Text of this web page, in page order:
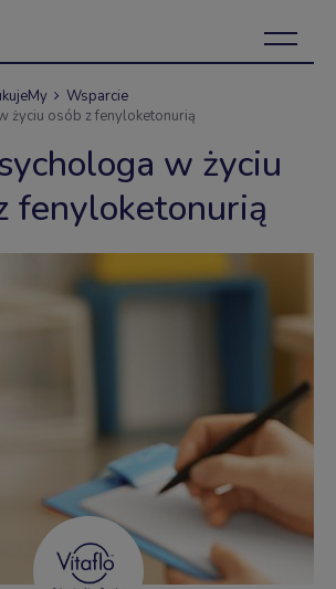
Wsparcie
życiu osób z fenyloketonurią
w życiu
fenyloketonurią